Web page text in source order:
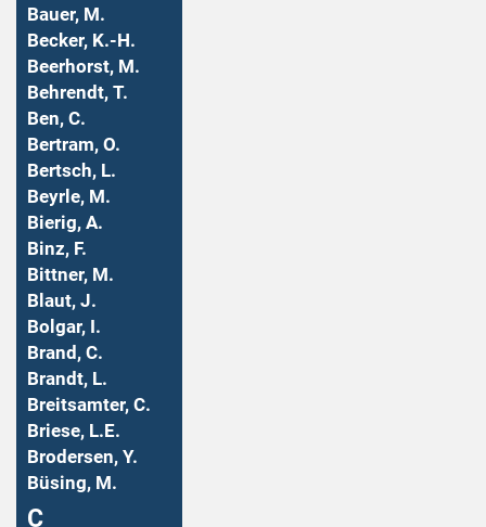
Bauer, M.
Becker, K.-H.
Beerhorst, M.
Behrendt, T.
Ben, C.
Bertram, O.
Bertsch, L.
Beyrle, M.
Bierig, A.
Binz, F.
Bittner, M.
Blaut, J.
Bolgar, I.
Brand, C.
Brandt, L.
Breitsamter, C.
Briese, L.E.
Brodersen, Y.
Büsing, M.
C